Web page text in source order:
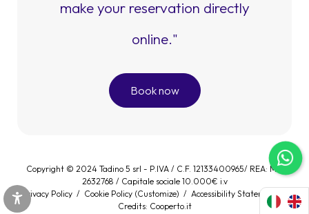
make your reservation directly
online."
Book now
Copyright © 2024 Tadino 5 srl - P.IVA / C.F. 12133400965/ REA: MI-
2632768 / Capitale sociale 10.000€ i.v
Privacy Policy / Cookie Policy (Customize) / Accessibility Statement
Credits: Cooperto.it